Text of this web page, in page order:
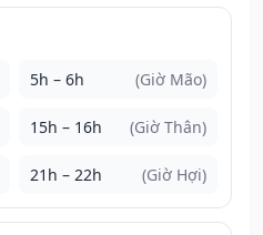
5h – 6h (Giờ Mão)
15h – 16h (Giờ Thân)
21h – 22h (Giờ Hợi)